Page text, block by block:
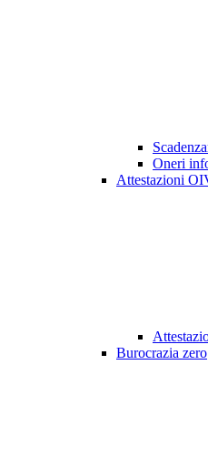
Oneri
Attestazioni
Burocrazia zero